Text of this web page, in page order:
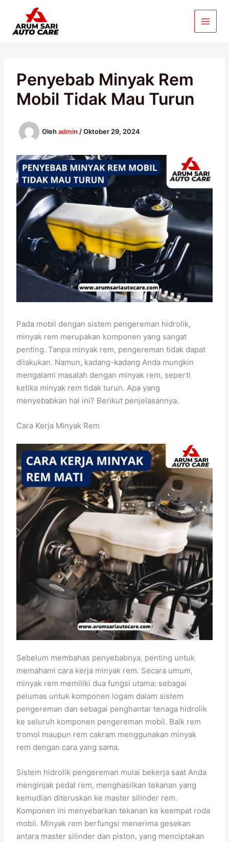
konten
Penyebab Minyak Rem
Mobil Tidak Mau Turun
Olehadmin /Oktober 29, 2024
Pada mobil dengan sistem pengereman hidrolik,
minyak rem merupakan komponen yang sangat
penting. Tanpa minyak rem, pengereman tidak dapat
dilakukan. Namun, kadang-kadang Anda mungkin
mengalami masalah dengan minyak rem, seperti
ketika minyak rem tidak turun. Apa yang
menyebabkan hal ini? Berikut penjelasannya.
Cara Kerja Minyak Rem
Sebelum membahas penyebabnya, penting untuk
memahami cara kerja minyak rem. Secara umum,
minyak rem memiliki dua fungsi utama: sebagai
pelumas untuk komponen logam dalam sistem
pengereman dan sebagai penghantar tenaga hidrolik
ke seluruh komponen pengereman mobil. Baik rem
tromol maupun rem cakram menggunakan minyak
rem dengan cara yang sama.
Sistem hidrolik pengereman mulai bekerja saat Anda
menginjak pedal rem, menghasilkan tekanan yang
kemudian diteruskan ke master silinder rem.
Komponen ini menyebarkan tekanan ke keempat roda
mobil. Minyak rem berfungsi menerima gesekan
antara master silinder dan piston, yang menciptakan